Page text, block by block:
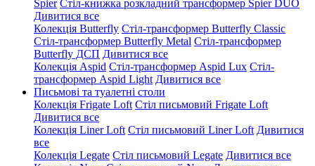
Spier Стіл-книжка розкладний трансформер Spier DUO
Дивитися все
Колекція Butterfly Стіл-трансформер Butterfly Classic
Стіл-трансформер Butterfly Metal Стіл-трансформер
Butterfly ДСП Дивитися все
Колекція Aspid Стіл-трансформер Aspid Lux Стіл-
трансформер Aspid Light Дивитися все
Письмові та туалетні столи
Колекція Frigate Loft Стіл письмовий Frigate Loft
Дивитися все
Колекція Liner Loft Стіл письмовий Liner Loft Дивитися
все
Колекція Legate Стіл письмовий Legate Дивитися все